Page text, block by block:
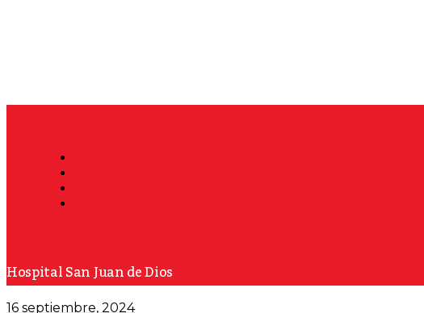
Hospital San Juan de Dios
16 septiembre, 2024